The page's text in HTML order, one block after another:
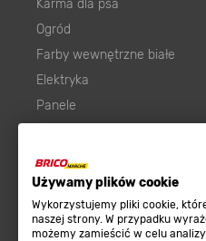
Używamy plików cookie
Wykorzystujemy pliki cookie,
naszej strony. W przypadku
możemy zamieścić w celu
Karma dla psa
Ogród
Farby wewnętrzne białe
Elektryka
Panele
Płytki
Panele podłogowe
Płyty OSB/HDF
Grabie do ogrodu